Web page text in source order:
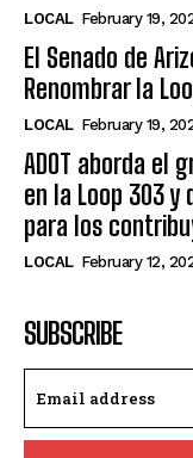
LOCAL February 19,
El Senado de
Renombrar la
LOCAL February 19,
ADOT aborda el
en la Loop 303
para los
LOCAL February 12,
SUBSCRIBE